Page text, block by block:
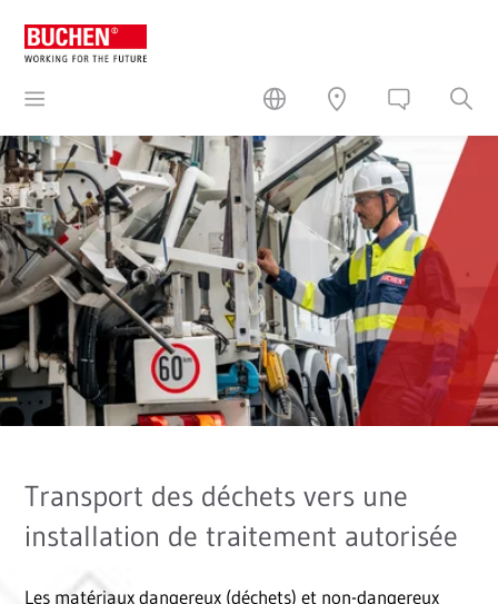
Transport des déchets vers une
installation de traitement autorisée
Les matériaux dangereux (déchets) et non-dangereux